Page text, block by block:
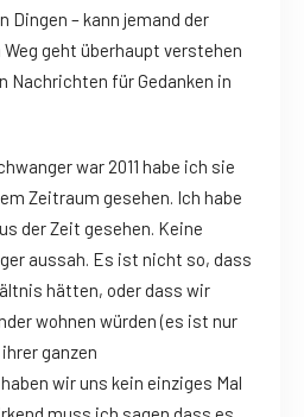
Dingen – kann jemand der
geht überhaupt verstehen
Nachrichten für Gedanken in
war 2011 habe ich sie
Zeitraum gesehen. Ich habe
der Zeit gesehen. Keine
aussah. Es ist nicht so, dass
hätten, oder dass wir
wohnen würden (es ist nur
ganzen
wir uns kein einziges Mal